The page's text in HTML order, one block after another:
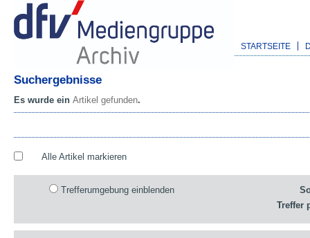
STARTSEITE
Suchergebnisse
Es wurde ein Artikel gefunden.
Alle Artikel markieren
Trefferumgebung einblenden
Treffer